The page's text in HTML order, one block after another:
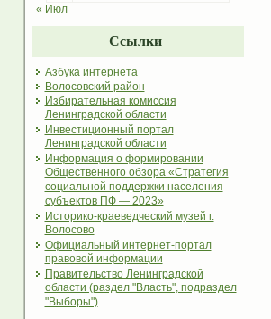
« Июл
Ссылки
Азбука интернета
Волосовский район
Избирательная комиссия
Ленинградской области
Инвестиционный портал
Ленинградской области
Информация о формировании
Общественного обзора «Стратегия
социальной поддержки населения
субъектов ПФ — 2023»
Историко-краеведческий музей г.
Волосово
Официальный интернет-портал
правовой информации
Правительство Ленинградской
области (раздел "Власть", подраздел
"Выборы")